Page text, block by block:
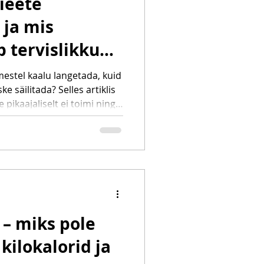
ja mis
tervislikku
hoida
kaalu langetada, kuid
säilitada? Selles artiklis
pikaajaliselt ei toimi ning
tervislikku kehakaalu
lihasmassi, une,
miks pole
ja